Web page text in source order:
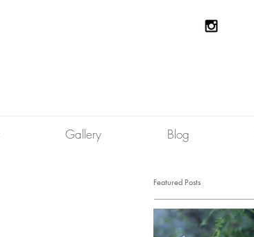
Gallery Blog
Featured Posts